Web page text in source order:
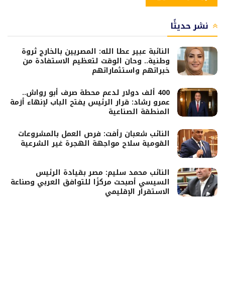
نشر حديثًا
النائبة عبير عطا الله: المصريين بالخارج ثروة
وطنية.. وحان الوقت لتعظيم الاستفادة من
خبراتهم واستثماراتهم
400 ألف دولار لدعم محطة صرف أبو رواش..
عمرو رشاد: قرار الرئيس يفتح الباب لإنهاء أزمة
المنطقة الصناعية
النائب شعبان رأفت: فرص العمل بالمشروعات
القومية سلاح مواجهة الهجرة غير الشرعية
النائب محمد سليم: مصر بقيادة الرئيس
السيسي أصبحت مركزًا للتوافق العربي وصناعة
الاستقرار الإقليمي